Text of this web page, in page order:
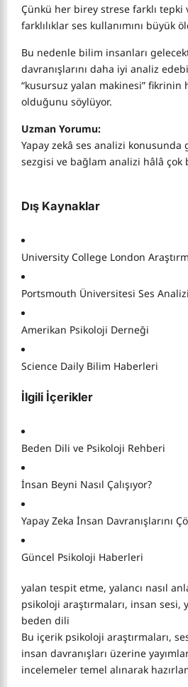
Çünkü her birey strese farklı
farklılıklar ses kullanımını büyük
Bu nedenle bilim insanları
davranışlarını daha iyi analiz
“kusursuz yalan makinesi” fikrinin
olduğunu söylüyor.
Uzman Yorumu:
Yapay zekâ ses analizi konusunda
sezgisi ve bağlam analizi hâlâ çok
Dış Kaynaklar
University College London
Portsmouth Üniversitesi Ses Analizi
Amerikan Psikoloji Derneği
Science Daily Bilim Haberleri
İlgili İçerikler
Beden Dili ve Psikoloji Rehberi
İnsan Beyni Nasıl Çalışıyor?
Yapay Zeka İnsan Davranışlarını
Güncel Psikoloji Haberleri
yalan tespit etme, yalancı nasıl
psikoloji araştırmaları, insan sesi,
beden dili
Bu içerik psikoloji araştırmaları,
insan davranışları üzerine
incelemeler temel alınarak